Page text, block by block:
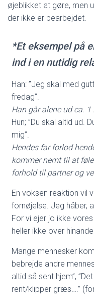
øjeblikket at gøre, men
der ikke er bearbejdet.
*Et eksempel på
ind i en nutidig
Han: ”Jeg skal med
fredag”.
Han går alene ud ca. 1
Hun; ”Du skal altid ud.
mig”.
Hendes far forlod
kommer nemt til at
forhold til partner og
En voksen reaktion vil
fornøjelse. Jeg håber,
For vi ejer jo ikke
heller ikke over
Mange mennesker
bebrejde andre
altid så sent hjem”,
rent/klipper græs….”